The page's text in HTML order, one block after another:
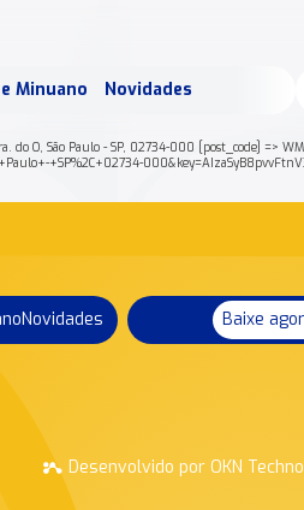
Minuano Novidades
O, São Paulo - SP, 02734-000 [post_code] =>
+SP%2C+02734-
Novidades Baixe
Desenvolvido por OKN